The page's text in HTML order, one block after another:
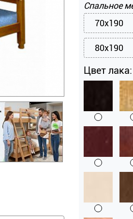
Спальное
70x190
80x190
Цвет лака: